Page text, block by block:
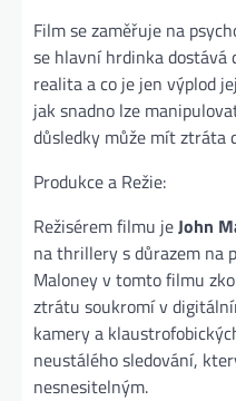
Film se zaměřuje na
se hlavní hrdinka dostává
realita a co je jen výplod
jak snadno lze
důsledky může mít ztráta
Produkce a Režie:
Režisérem filmu jeJohn
na thrillery s důrazem na
Maloney v tomto filmu
ztrátu soukromí v
kamery a
neustálého sledování,
nesnesitelným.